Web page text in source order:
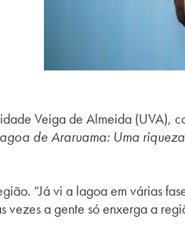
Veiga de Almeida (UVA),
de Araruama: Uma
“Já vi a lagoa em várias
vezes a gente só enxerga a